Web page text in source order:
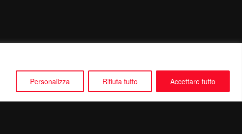
Personalizza Rifiuta tutto Accettare tutto